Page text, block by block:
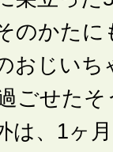
のかたに
おじいち
ごせたそ
は、1ヶ